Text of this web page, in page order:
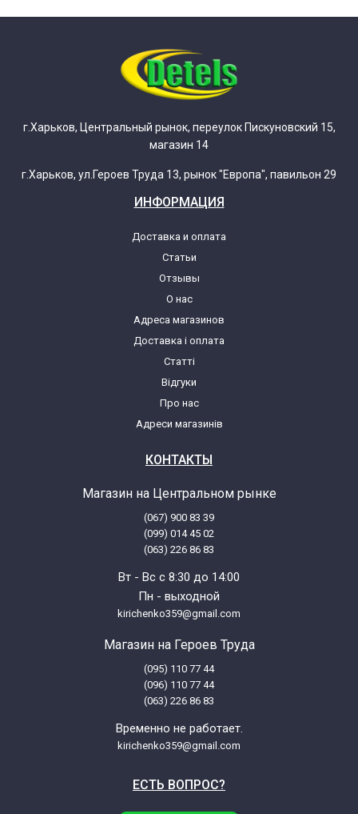
г.Харьков, Центральный рынок, переулок Пискуновский 15,
магазин 14
г.Харьков, ул.Героев Труда 13, рынок "Европа", павильон 29
ИНФОРМАЦИЯ
Доставка и оплата
Статьи
Отзывы
О нас
Адреса магазинов
Доставка і оплата
Статті
Відгуки
Про нас
Адреси магазинів
КОНТАКТЫ
Магазин на Центральном рынке
(067) 900 83 39
(099) 014 45 02
(063) 226 86 83
Вт - Вс с 8:30 до 14:00
Пн - выходной
kirichenko359@gmail.com
Магазин на Героев Труда
(095) 110 77 44
(096) 110 77 44
(063) 226 86 83
Временно не работает.
kirichenko359@gmail.com
ЕСТЬ ВОПРОС?